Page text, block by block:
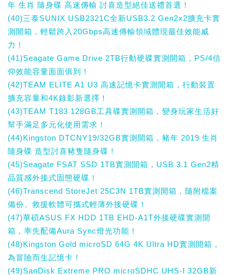
年 生肖 隨身碟 高速傳輸 討喜造型絕佳送禮首選！
(40)三泰SUNIX USB2321C全新USB3.2 Gen2x2擴充卡實
測開箱，輕鬆跨入20Gbps高速傳輸領域體現最佳效能威
力！
(41)Seagate Game Drive 2TB行動硬碟實測開箱，PS/4信
仰效能容量面面俱到！
(42)TEAM ELITE A1 U3 高速記憶卡實測開箱，行動裝置
擴充容量和4K錄影新選擇！
(43)TEAM T183 128GB工具碟實測開箱，變身玩家生活好
幫手滿足多元化使用需求！
(44)Kingston DTCNY19/32GB實測開箱，豬年 2019 生肖
隨身碟 造型討喜豬隻隨身碟！
(45)Seagate FSAT SSD 1TB實測開箱，USB 3.1 Gen2精
品質感外接式固態硬碟！
(46)Transcend StoreJet 25C3N 1TB實測開箱，隨附檔案
備份、救援軟體可攜式輕薄外接硬碟！
(47)華碩ASUS FX HDD 1TB EHD-A1T外接硬碟實測開
箱，率先配備Aura Sync燈光功能！
(48)Kingston Gold microSD 64G 4K Ultra HD實測開箱，
為冒險而生記憶卡！
(49)SanDisk Extreme PRO microSDHC UHS-I 32GB新